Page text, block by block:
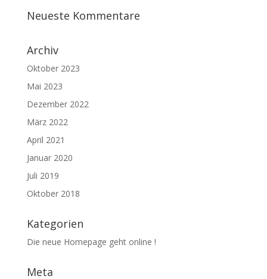
Neueste Kommentare
Archiv
Oktober 2023
Mai 2023
Dezember 2022
März 2022
April 2021
Januar 2020
Juli 2019
Oktober 2018
Kategorien
Die neue Homepage geht online !
Meta